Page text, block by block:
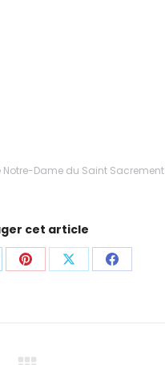
Notre-Dame du Saint Sacrement
cet article
PartagerPartagerPartager